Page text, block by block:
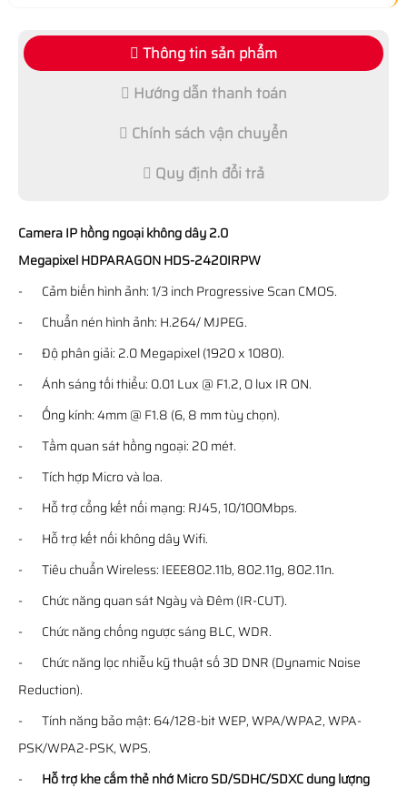
Thông tin sản phẩm
Hướng dẫn thanh toán
Chính sách vận chuyển
Quy định đổi trả
Camera IP hồng ngoại không dây 2.0
Megapixel HDPARAGONHDS-2420IRPW
- Cảm biến hình ảnh: 1/3 inch Progressive Scan CMOS.
- Chuẩn nén hình ảnh: H.264/ MJPEG.
- Độ phân giải: 2.0 Megapixel (1920 x 1080).
- Ánh sáng tối thiểu: 0.01 Lux @ F1.2, 0 lux IR ON.
- Ống kính: 4mm @ F1.8 (6, 8 mm tùy chọn).
- Tầm quan sát hồng ngoại: 20 mét.
- Tích hợp Micro và loa.
- Hỗ trợ cổng kết nối mạng: RJ45, 10/100Mbps.
- Hỗ trợ kết nối không dây Wifi.
- Tiêu chuẩn Wireless: IEEE802.11b, 802.11g, 802.11n.
- Chức năng quan sát Ngày và Đêm (IR-CUT).
- Chức năng chống ngược sáng BLC, WDR.
- Chức năng lọc nhiễu kỹ thuật số 3D DNR (Dynamic Noise
Reduction).
- Tính năng bảo mật: 64/128-bit WEP, WPA/WPA2, WPA-
PSK/WPA2-PSK, WPS.
- Hỗ trợ khe cắm thẻ nhớ Micro SD/SDHC/SDXC dung lượng